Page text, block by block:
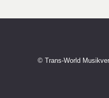
© Trans-World